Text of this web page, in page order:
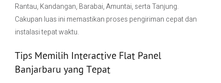
Rantau, Kandangan, Barabai, Amuntai, serta Tanjung.
Cakupan luas ini memastikan proses pengiriman cepat dan
instalasi tepat waktu.
Tips Memilih Interactive Flat Panel
Banjarbaru yang Tepat